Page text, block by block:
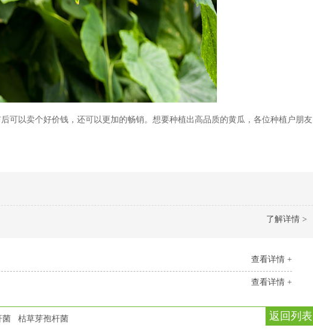
以卖个好价钱，还可以更加的畅销。想要种植出高品质的黄瓜，各位种植户朋友
了解详情 >
查看详情 +
查看详情 +
返回列表
菌 枯草芽孢杆菌